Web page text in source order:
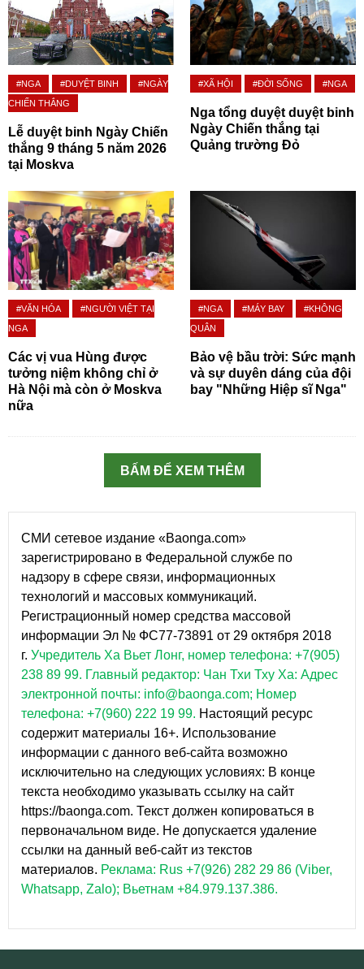
#NGA #DUYỆT BINH
#NGÀY
CHIẾN THẮNG
Lễ duyệt binh Ngày Chiến
thắng 9 tháng 5 năm 2026
tại Moskva
#XÃ HỘI #ĐỜI SỐNG #NGA
Nga tổng duyệt duyệt binh
Ngày Chiến thắng tại
Quảng trường Đỏ
#VĂN HÓA
#NGƯỜI VIỆT TẠI
NGA
Các vị vua Hùng được
tưởng niệm không chỉ ở
Hà Nội mà còn ở Moskva
nữa
#NGA #MÁY BAY
#KHÔNG
QUÂN
Bảo vệ bầu trời: Sức mạnh
và sự duyên dáng của đội
bay "Những Hiệp sĩ Nga"
BẤM ĐỂ XEM THÊM
СМИ сетевое издание «Baonga.com»
зарегистрировано в Федеральной службе по
надзору в сфере связи, информационных
технологий и массовых коммуникаций.
Регистрационный номер средства массовой
информации Эл № ФС77-73891 от 29 октября 2018
г. Учредитель Ха Вьет Лонг, номер телефона: +7(905)
238 89 99. Главный редактор: Чан Тхи Тху Ха: Адрес
электронной почты: info@baonga.com; Номер
телефона: +7(960) 222 19 99. Настоящий ресурс
содержит материалы 16+. Использование
информации с данного веб-сайта возможно
исключительно на следующих условиях: В конце
текста необходимо указывать ссылку на сайт
https://baonga.com. Текст должен копироваться в
первоначальном виде. Не допускается удаление
ссылки на данный веб-сайт из текстов
материалов. Реклама: Rus +7(926) 282 29 86 (Viber,
Whatsapp, Zalo); Вьетнам +84.979.137.386.